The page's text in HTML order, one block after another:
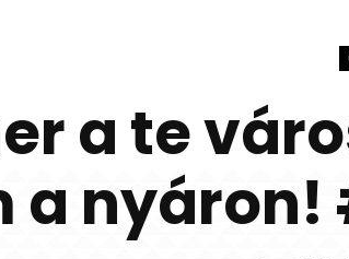
a te
a nyáron!